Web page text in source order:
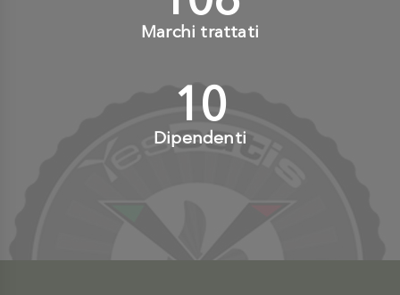
Marchi trattati
10+
Dipendenti